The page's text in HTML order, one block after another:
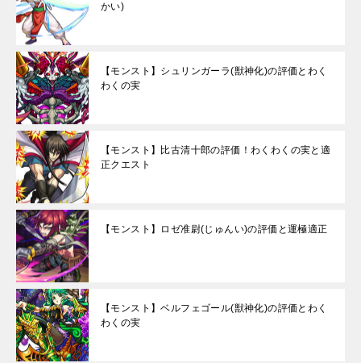
かい)
【モンスト】シュリンガーラ(獣神化)の評価とわく
わくの実
【モンスト】比古清十郎の評価！わくわくの実と適
正クエスト
【モンスト】ロゼ准尉(じゅんい)の評価と運極適正
【モンスト】ベルフェゴール(獣神化)の評価とわく
わくの実